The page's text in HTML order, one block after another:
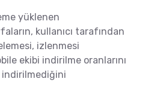
yüklenen
kullanıcı tarafından
izlenmesi
ekibi indirilme oranlarını